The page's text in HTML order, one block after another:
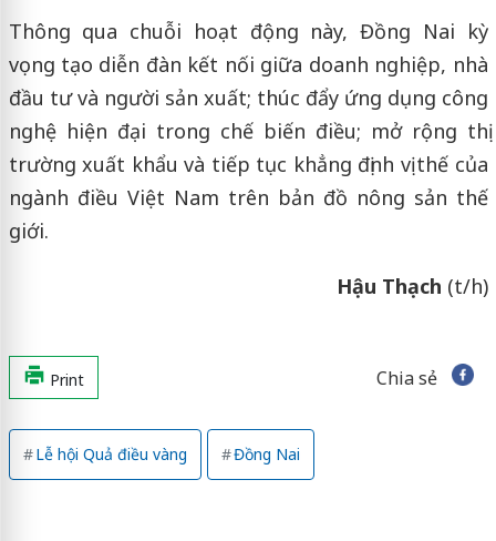
Thông qua chuỗi hoạt động này, Đồng Nai kỳ
vọng tạo diễn đàn kết nối giữa doanh nghiệp, nhà
đầu tư và người sản xuất; thúc đẩy ứng dụng công
nghệ hiện đại trong chế biến điều; mở rộng thị
trường xuất khẩu và tiếp tục khẳng định vị thế của
ngành điều Việt Nam trên bản đồ nông sản thế
giới.
Hậu Thạch (t/h)
Print Chia sẻ
Lễ hội Quả điều vàng Đồng Nai